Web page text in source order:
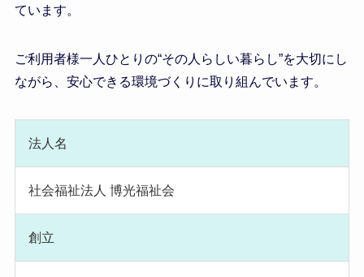
ています。
ご利用者様一人ひとりの“その人らしい暮らし”を大切にし
ながら、安心できる環境づくりに取り組んでいます。
法人名
社会福祉法人 博光福祉会
創立